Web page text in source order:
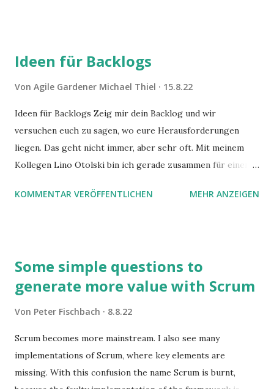
Ideen für Backlogs
Von Agile Gardener Michael Thiel 15.8.22
Ideen für Backlogs Zeig mir dein Backlog und wir
versuchen euch zu sagen, wo eure Herausforderungen
liegen. Das geht nicht immer, aber sehr oft. Mit meinem
Kollegen Lino Otolski bin ich gerade zusammen für einen
beide bei einem Kaffee zum Thema Backlog unterhalten
Backlogs bessere Produkte zu entwickeln.
KOMMENTAR VERÖFFENTLICHEN MEHR ANZEIGEN
Some simple questions to
generate more value with Scrum
Von Peter Fischbach 8.8.22
Scrum becomes more mainstream. I also see many
implementations of Scrum, where key elements are
missing. With this confusion the name Scrum is burnt,